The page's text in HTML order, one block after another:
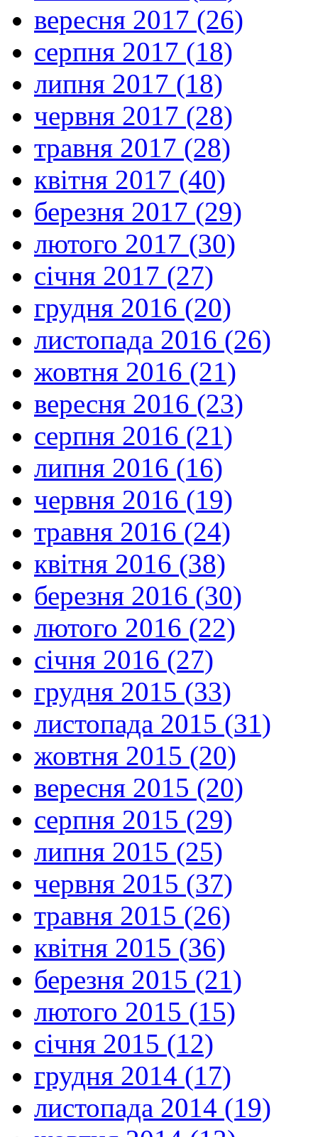
вересня 2017 (26)
серпня 2017 (18)
липня 2017 (18)
червня 2017 (28)
травня 2017 (28)
квітня 2017 (40)
березня 2017 (29)
лютого 2017 (30)
січня 2017 (27)
грудня 2016 (20)
листопада 2016 (26)
жовтня 2016 (21)
вересня 2016 (23)
серпня 2016 (21)
липня 2016 (16)
червня 2016 (19)
травня 2016 (24)
квітня 2016 (38)
березня 2016 (30)
лютого 2016 (22)
січня 2016 (27)
грудня 2015 (33)
листопада 2015 (31)
жовтня 2015 (20)
вересня 2015 (20)
серпня 2015 (29)
липня 2015 (25)
червня 2015 (37)
травня 2015 (26)
квітня 2015 (36)
березня 2015 (21)
лютого 2015 (15)
січня 2015 (12)
грудня 2014 (17)
листопада 2014 (19)